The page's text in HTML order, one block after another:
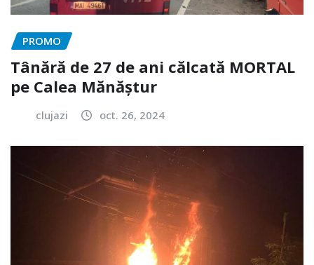
PROMO
Tânără de 27 de ani călcată MORTAL
pe Calea Mănăștur
clujazi oct. 26, 2024